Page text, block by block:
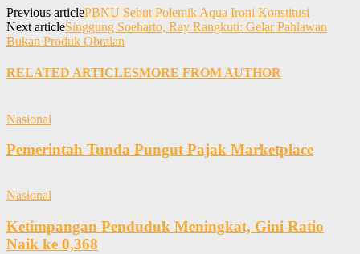
Previous articlePBNU Sebut Polemik Aqua Ironi Konstitusi
Next articleSinggung Soeharto, Ray Rangkuti: Gelar Pahlawan
Bukan Produk Obralan
RELATED ARTICLESMORE FROM AUTHOR
Nasional
Pemerintah Tunda Pungut Pajak Marketplace
Nasional
Ketimpangan Penduduk Meningkat, Gini Ratio
Naik ke 0,368